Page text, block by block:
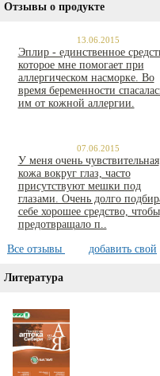
Отзывы о продукте
13.06.2015
Эплир - единственное
которое мне помогает при
аллергическом насморке. Во
время беременности
им от кожной аллергии.
07.06.2015
У меня очень чувствительная
кожа вокруг глаз, часто
присутствуют мешки под
глазами. Очень долго
себе хорошее средство, чтобы
предотвращало п..
Все отзывы добавить свой
Литература